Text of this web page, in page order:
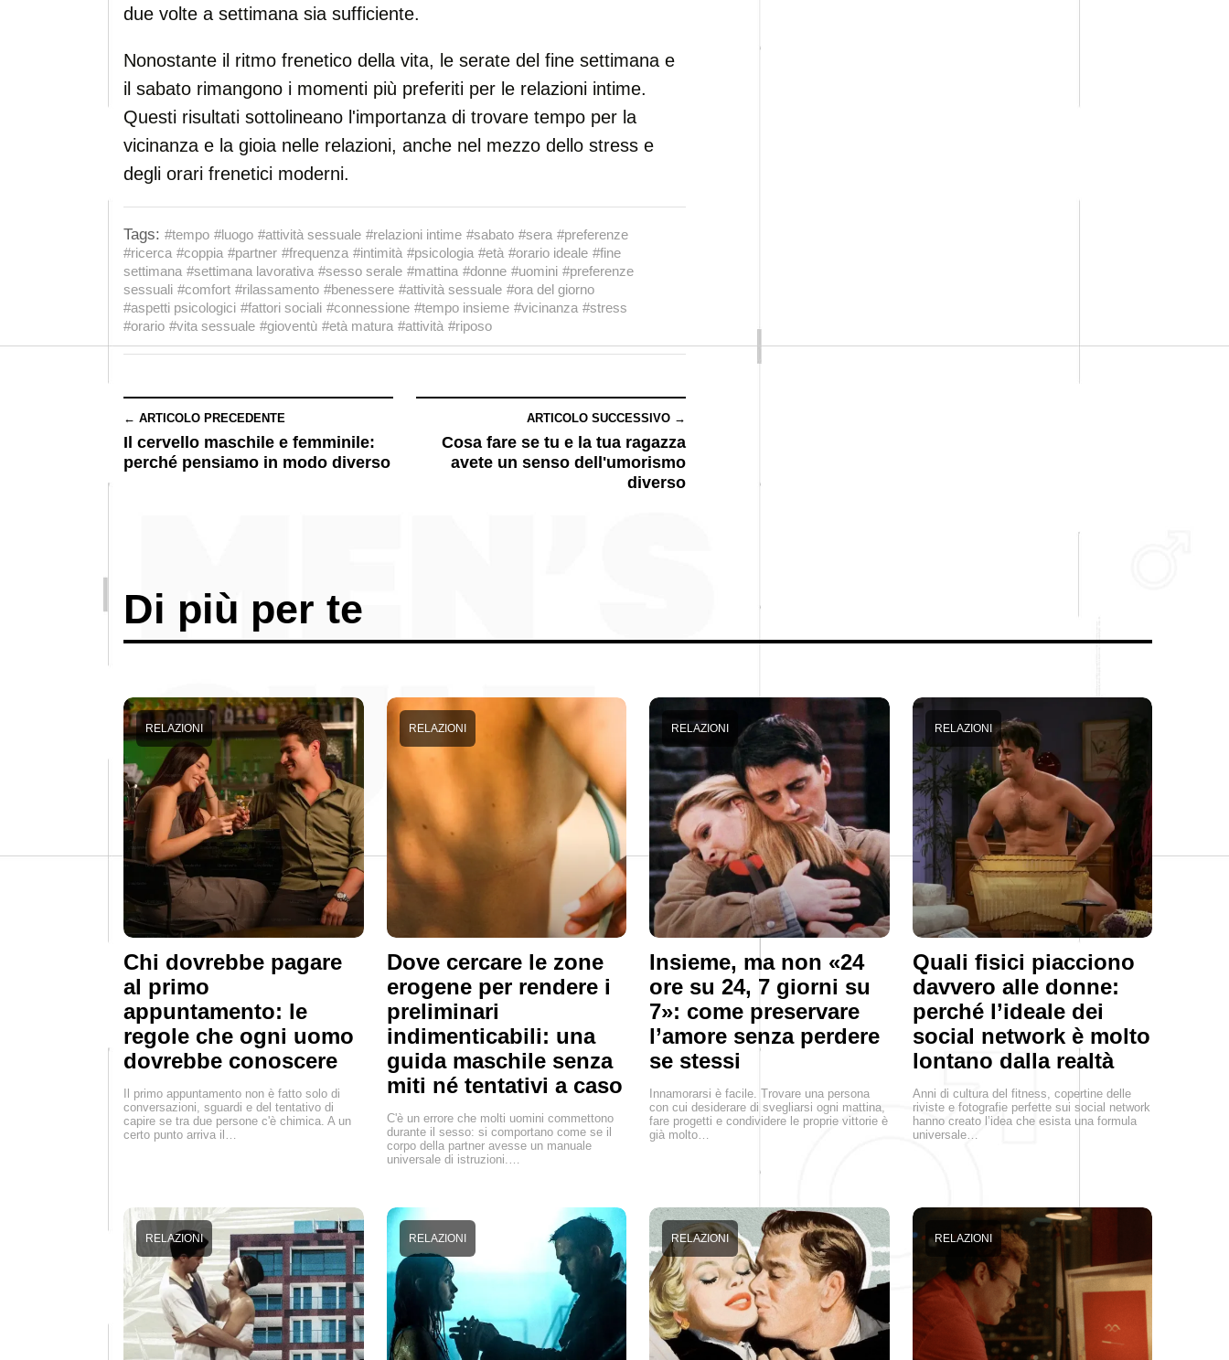
due volte a settimana sia sufficiente.
Nonostante il ritmo frenetico della vita, le serate del fine settimana e
il sabato rimangono i momenti più preferiti per le relazioni intime.
Questi risultati sottolineano l'importanza di trovare tempo per la
vicinanza e la gioia nelle relazioni, anche nel mezzo dello stress e
degli orari frenetici moderni.
Tags: #tempo #luogo #attività sessuale #relazioni intime #sabato #sera #preferenze
#ricerca #coppia #partner #frequenza #intimità #psicologia #età #orario ideale #fine
settimana #settimana lavorativa #sesso serale #mattina #donne #uomini #preferenze
sessuali #comfort #rilassamento #benessere #attività sessuale #ora del giorno
#aspetti psicologici #fattori sociali #connessione #tempo insieme #vicinanza #stress
#orario #vita sessuale #gioventù #età matura #attività #riposo
← ARTICOLO PRECEDENTE
Il cervello maschile e femminile:
perché pensiamo in modo diverso
ARTICOLO SUCCESSIVO →
Cosa fare se tu e la tua ragazza
avete un senso dell'umorismo
diverso
Di più per te
Chi dovrebbe pagare
al primo
appuntamento: le
regole che ogni uomo
dovrebbe conoscere
RELAZIONI
Il primo appuntamento non è fatto solo di
conversazioni, sguardi e del tentativo di
capire se tra due persone c'è chimica. A un
certo punto arriva il…
Dove cercare le zone
erogene per rendere i
preliminari
indimenticabili: una
guida maschile senza
miti né tentativi a caso
RELAZIONI
C'è un errore che molti uomini commettono
durante il sesso: si comportano come se il
corpo della partner avesse un manuale
universale di istruzioni.…
Insieme, ma non «24
ore su 24, 7 giorni su
7»: come preservare
l’amore senza perdere
se stessi
RELAZIONI
Innamorarsi è facile. Trovare una persona
con cui desiderare di svegliarsi ogni mattina,
fare progetti e condividere le proprie vittorie è
già molto…
Quali fisici piacciono
davvero alle donne:
perché l’ideale dei
social network è molto
lontano dalla realtà
RELAZIONI
Anni di cultura del fitness, copertine delle
riviste e fotografie perfette sui social network
hanno creato l’idea che esista una formula
universale…
RELAZIONI RELAZIONI RELAZIONI RELAZIONI